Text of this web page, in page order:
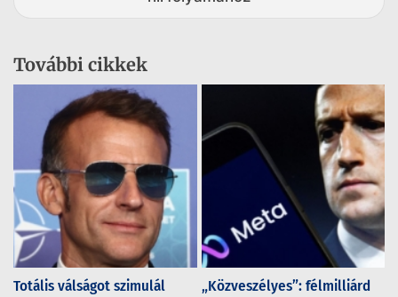
További cikkek
Totális válságot szimulál
„Közveszélyes”: félmilliárd